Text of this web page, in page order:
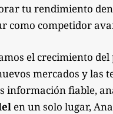
tu rendimiento
como competidor
el crecimiento
mercados y las
información fiable,
en un solo lugar,